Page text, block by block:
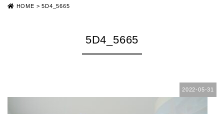
HOME >5D4_5665
5D4_5665
2022-05-31